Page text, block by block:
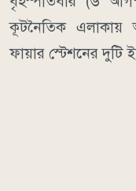
কূটনৈতিক এলাকায়
ফায়ার স্টেশনের দুটি